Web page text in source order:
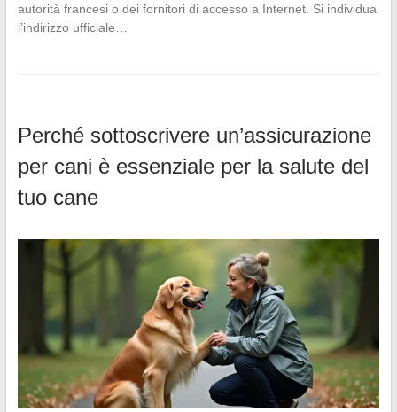
autorità francesi o dei fornitori di accesso a Internet. Si individua
l’indirizzo ufficiale…
Perché sottoscrivere un’assicurazione
per cani è essenziale per la salute del
tuo cane